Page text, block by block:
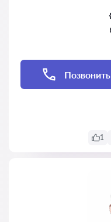
Позвонить
1